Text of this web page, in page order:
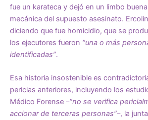
fue un karateca y dejó en un limbo
mecánica del supuesto asesinato.
diciendo que fue homicidio, que se
los ejecutores fueron “una o más
identificadas”.
Esa historia insostenible es
pericias anteriores, incluyendo los
Médico Forense –“no se verifica
accionar de terceras personas”–, la